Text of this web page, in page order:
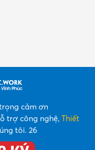
cảm ơn
trợ công nghệ, Thiết
tôi. 26